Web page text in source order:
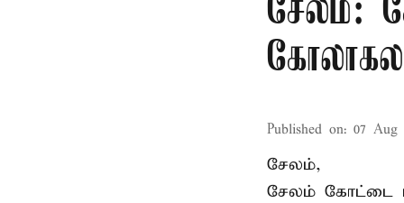
சேலம்:
Published on: 07 Aug
சேலம்,
சேலம் கோட்டை